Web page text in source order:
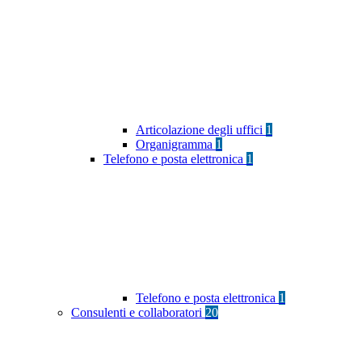
Articolazione degli uffici 1
Organigramma 1
Telefono e posta elettronica 1
Telefono e posta elettronica 1
Consulenti e collaboratori 20